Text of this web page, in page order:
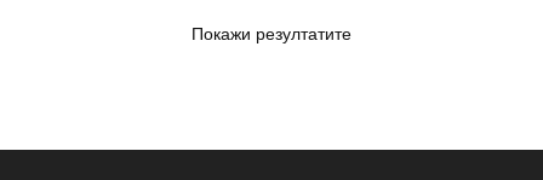
Покажи резултатите